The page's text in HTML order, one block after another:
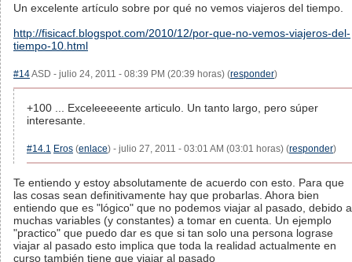
Un excelente artículo sobre por qué no vemos viajeros del tiempo.
http://fisicacf.blogspot.com/2010/12/por-que-no-vemos-viajeros-del-
tiempo-10.html
#14ASD - julio 24, 2011 - 08:39 PM (20:39 horas) (responder)
+100 ... Exceleeeeente articulo. Un tanto largo, pero súper
interesante.
#14.1 Eros (enlace) - julio 27, 2011 - 03:01 AM (03:01 horas) (responder)
Te entiendo y estoy absolutamente de acuerdo con esto. Para que
las cosas sean definitivamente hay que probarlas. Ahora bien
entiendo que es "lógico" que no podemos viajar al pasado, debido a
muchas variables (y constantes) a tomar en cuenta. Un ejemplo
"practico" que puedo dar es que si tan solo una persona lograse
viajar al pasado esto implica que toda la realidad actualmente en
curso también tiene que viajar al pasado